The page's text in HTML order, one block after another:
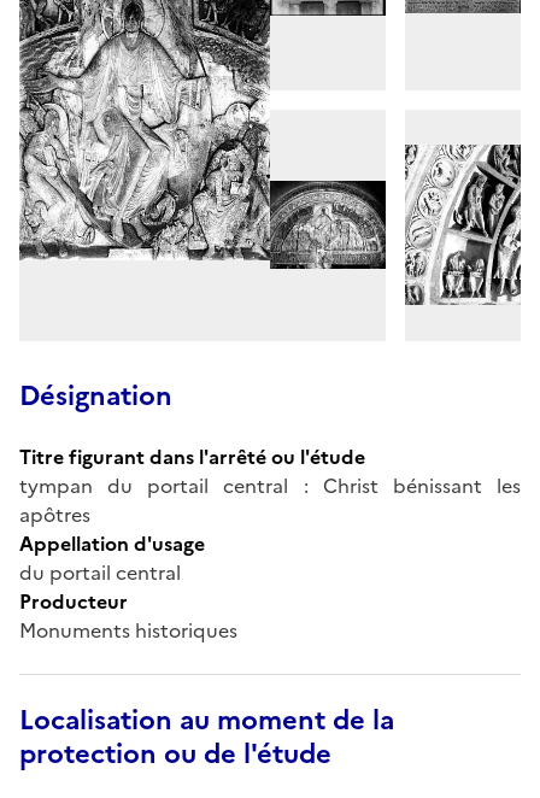
Désignation
Titre figurant dans l'arrêté ou l'étude
tympan du portail central : Christ bénissant les
apôtres
Appellation d'usage
du portail central
Producteur
Monuments historiques
Localisation au moment de la
protection ou de l'étude